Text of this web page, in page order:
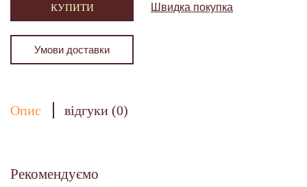
КУПИТИ Швидка покупка
Умови доставки
Опис відгуки (0)
Рекомендуємо